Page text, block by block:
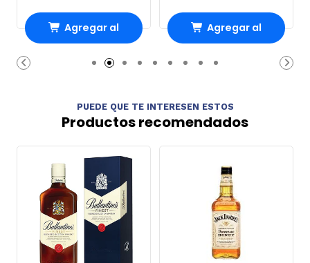
Agregar al
carrito
Agregar al
carrito
PUEDE QUE TE INTERESEN ESTOS
Productos recomendados